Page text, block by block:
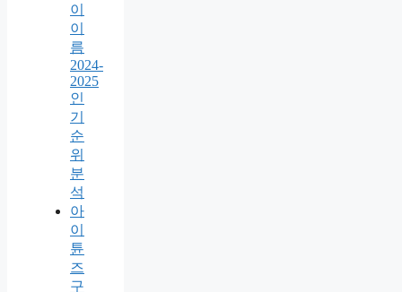
이
이
름
2024-
2025
인
기
순
위
분
석
아
이
튠
즈
구